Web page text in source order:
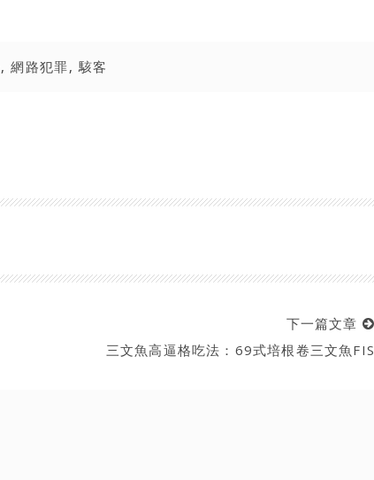
,網路犯罪,駭客
下一篇文章
三文魚高逼格吃法：69式培根卷三文魚FIS